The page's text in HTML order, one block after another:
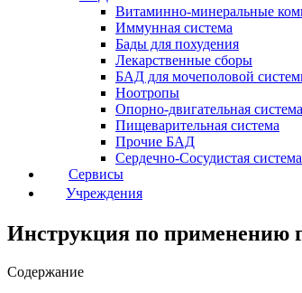
Витаминно-минеральные
Иммунная система
Бады для похудения
Лекарственные сборы
БАД для мочеполовой
Ноотропы
Опорно-двигательная система
Пищеварительная система
Прочие БАД
Сердечно-Сосудистая система
Сервисы
Учреждения
Инструкция по применению
Содержание